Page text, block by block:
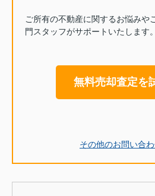
ご所有の不動産に関するお悩みや
門スタッフがサポートいたします。
無料売却査定を
その他のお問い合